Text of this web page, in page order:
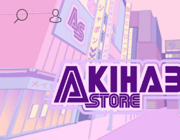
na
HLEDAT
PŘIHLÁŠENÍ
K
K
ZPĚT
ZPĚT
C
O
P
O